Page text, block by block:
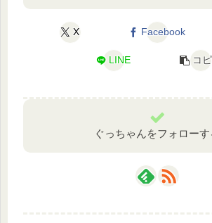
X Facebook
LINE コ
ぐっちゃんをフォローす